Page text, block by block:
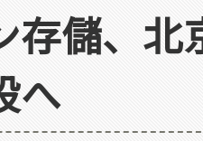
存儲、北
へ